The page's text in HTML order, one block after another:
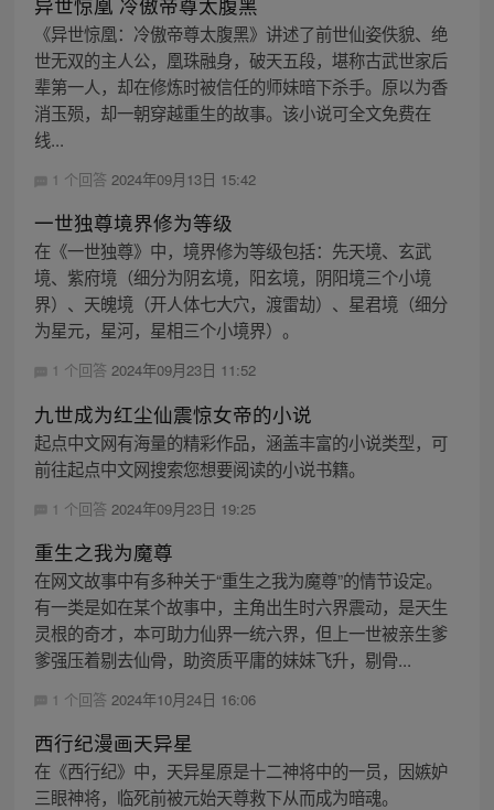
《异世惊凰：冷傲帝尊太腹黑》讲述了前世仙姿佚貌、绝
世无双的主人公，凰珠融身，破天五段，堪称古武世家后
辈第一人，却在修炼时被信任的师妹暗下杀手。原以为香
消玉殒，却一朝穿越重生的故事。该小说可全文免费在
线...
1 个回答 2024年09月13日 15:42
一世独尊境界修为等级
在《一世独尊》中，境界修为等级包括：先天境、玄武
境、紫府境（细分为阴玄境，阳玄境，阴阳境三个小境
界）、天魄境（开人体七大穴，渡雷劫）、星君境（细分
为星元，星河，星相三个小境界）。
1 个回答 2024年09月23日 11:52
九世成为红尘仙震惊女帝的小说
起点中文网有海量的精彩作品，涵盖丰富的小说类型，可
前往起点中文网搜索您想要阅读的小说书籍。
1 个回答 2024年09月23日 19:25
重生之我为魔尊
在网文故事中有多种关于“重生之我为魔尊”的情节设定。
有一类是如在某个故事中，主角出生时六界震动，是天生
灵根的奇才，本可助力仙界一统六界，但上一世被亲生爹
爹强压着剔去仙骨，助资质平庸的妹妹飞升，剔骨...
1 个回答 2024年10月24日 16:06
西行纪漫画天异星
在《西行纪》中，天异星原是十二神将中的一员，因嫉妒
三眼神将，临死前被元始天尊救下从而成为暗魂。